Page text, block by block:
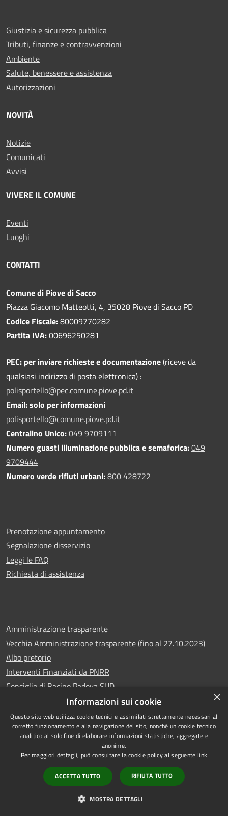
Giustizia e sicurezza pubblica
Tributi, finanze e contravvenzioni
Ambiente
Salute, benessere e assistenza
Autorizzazioni
NOVITÀ
Notizie
Comunicati
Avvisi
VIVERE IL COMUNE
Eventi
Luoghi
CONTATTI
Comune di Piove di Sacco
Piazza Giacomo Matteotti, 4, 35028 Piove di Sacco PD
Codice Fiscale:80009770282
Partita IVA:00696250281
PEC: per inviare richieste e documentazione(riceve da
qualsiasi indirizzo di posta elettronica) :
polisportello@pec.comune.piove.pd.it
Email: solo per informazioni
polisportello@comune.piove.pd.it
Centralino Unico:049 9709111
Numero guasti illuminazione pubblica e semaforica:049
9709444
Numero verde rifiuti urbani:800 428722
Prenotazione appuntamento
Segnalazione disservizio
Leggi le FAQ
Richiesta di assistenza
Amministrazione trasparente
Vecchia Amministrazione trasparente (fino al 27.10.2023)
Albo pretorio
Interventi Finanziati da PNRR
Consiglio di Bacino Padova SUD
Codici univoci fatturazione elettronica
Whistleblowing
Verbali Comando Polizia Locale
Pagamento sanzioni Codice della strada
Verbali esteri codice della strada
Informativa privacy
Informativa videosorveglianza
×
Informazioni sui cookie
Questo sito web utilizza cookie tecnici e assimilati strettamente necessari al
corretto funzionamento e alla navigazione del sito, nonché un cookie tecnico
analitico al solo fine di elaborare informazioni statistiche, aggregate e
anonime.
Per maggiori dettagli, può consultare la cookie policy al seguente link
ACCETTA TUTTO RIFIUTA TUTTO
MOSTRA DETTAGLI